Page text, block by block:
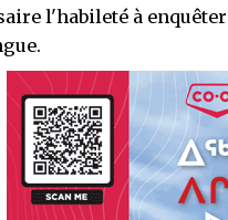
l'habileté à